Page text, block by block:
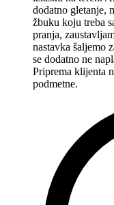
dodatno gletanje,
žbuku koju treba
pranja,
nastavka šaljemo
se dodatno ne
Priprema klijenta
podmetne.